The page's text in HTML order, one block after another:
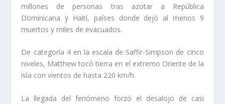
millones de personas tras azotar a República
Dominicana y Haití, países donde dejó al menos 9
muertos y miles de evacuados.
De categoría 4 en la escala de Saffir-Simpson de cinco
niveles, Matthew tocó tierra en el extremo Oriente de la
isla con vientos de hasta 220 km/h.
La llegada del fenómeno forzó el desalojo de casi